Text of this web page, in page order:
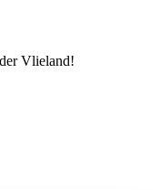
Vlieland!
ab